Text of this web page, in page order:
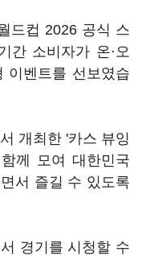
드컵 2026 공식 스
간 소비자가 온·오
이벤트를 선보였습
개최한 '카스 뷰잉
께 모여 대한민국
서 즐길 수 있도록
경기를 시청할 수